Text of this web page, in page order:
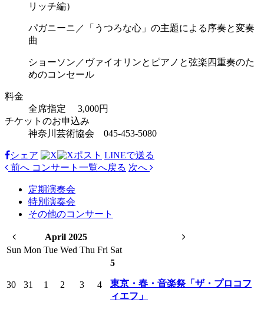
リッチ編）
パガニーニ／「うつろな心」の主題による序奏と変奏
曲
ショーソン／ヴァイオリンとピアノと弦楽四重奏のた
めのコンセール
料金
全席指定 3,000円
チケットのお申込み
神奈川芸術協会 045-453-5080
シェア ポスト LINEで送る
前へ コンサート 一覧へ戻る 次へ
定期演奏会
特別演奏会
その他のコンサート
April 2025
Sun Mon Tue Wed Thu Fri Sat
30 31 1 2 3 4
5
東京・春・音楽祭「ザ・プロコフ
ィエフ」